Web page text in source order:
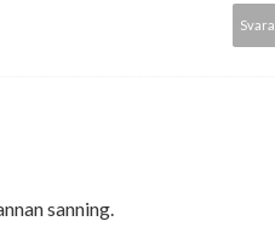
Svara
sanning.